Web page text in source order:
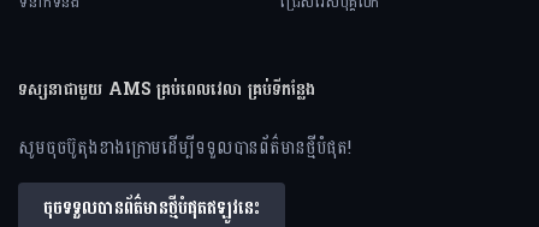
ទស្សនាជាមួយ AMS គ្រប់ពេលវេលា គ្រប់ទីកន្លែង
សូមចុចប៊ូតុងខាងក្រោមដើម្បីទទួលបានព័ត៌មានថ្មីបំផុត!
ចុចទទួលបានព័ត៌មានថ្មីបំផុតឥឡូវនេះ